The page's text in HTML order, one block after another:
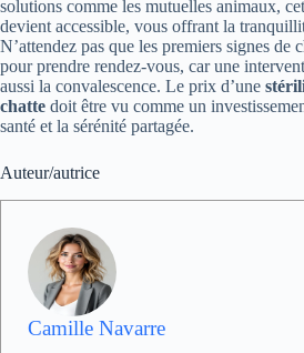
solutions comme les mutuelles animaux,
devient accessible, vous offrant la
N’attendez pas que les premiers signes de
pour prendre rendez-vous, car une
aussi la convalescence. Le prix d’une
chatte doit être vu comme un
santé et la sérénité partagée.
Auteur/autrice
Camille Navarre